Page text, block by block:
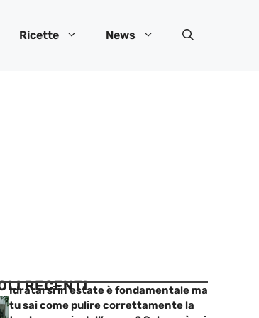
Ricette News
RECENTI
Idratarsi in estate è fondamentale ma
tu sai come pulire correttamente la